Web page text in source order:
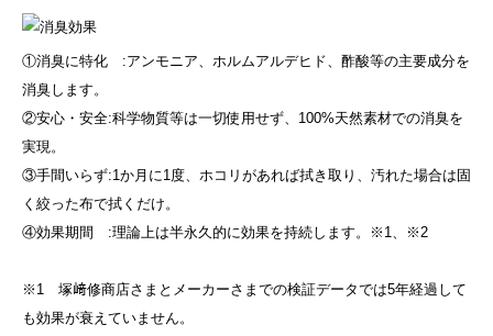
①消臭に特化 :アンモニア、ホルムアルデヒド、酢酸等の主要成分を
消臭します。
②安心・安全:科学物質等は一切使用せず、100%天然素材での消臭を
実現。
③手間いらず:1か月に1度、ホコリがあれば拭き取り、汚れた場合は固
く絞った布で拭くだけ。
④効果期間 :理論上は半永久的に効果を持続します。※1、※2
※1 塚﨑修商店さまとメーカーさまでの検証データでは5年経過して
も効果が衰えていません。